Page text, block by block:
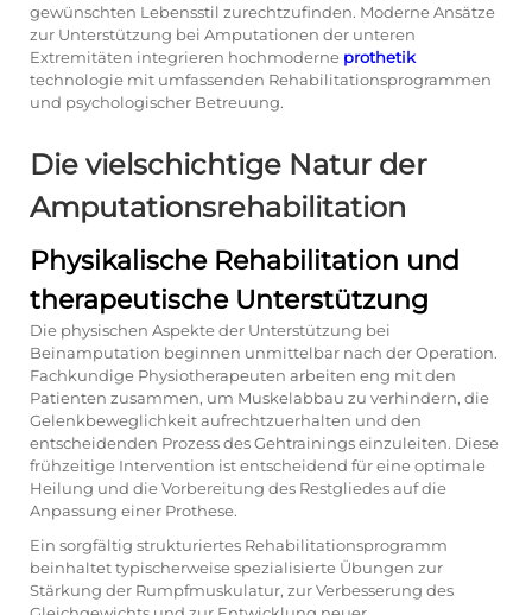
gewünschten Lebensstil zurechtzufinden. Moderne Ansätze
zur Unterstützung bei Amputationen der unteren
Extremitäten integrieren hochmoderne prothetik
technologie mit umfassenden Rehabilitationsprogrammen
und psychologischer Betreuung.
Die vielschichtige Natur der
Amputationsrehabilitation
Physikalische Rehabilitation und
therapeutische Unterstützung
Die physischen Aspekte der Unterstützung bei
Beinamputation beginnen unmittelbar nach der Operation.
Fachkundige Physiotherapeuten arbeiten eng mit den
Patienten zusammen, um Muskelabbau zu verhindern, die
Gelenkbeweglichkeit aufrechtzuerhalten und den
entscheidenden Prozess des Gehtrainings einzuleiten. Diese
frühzeitige Intervention ist entscheidend für eine optimale
Heilung und die Vorbereitung des Restgliedes auf die
Anpassung einer Prothese.
Ein sorgfältig strukturiertes Rehabilitationsprogramm
beinhaltet typischerweise spezialisierte Übungen zur
Stärkung der Rumpfmuskulatur, zur Verbesserung des